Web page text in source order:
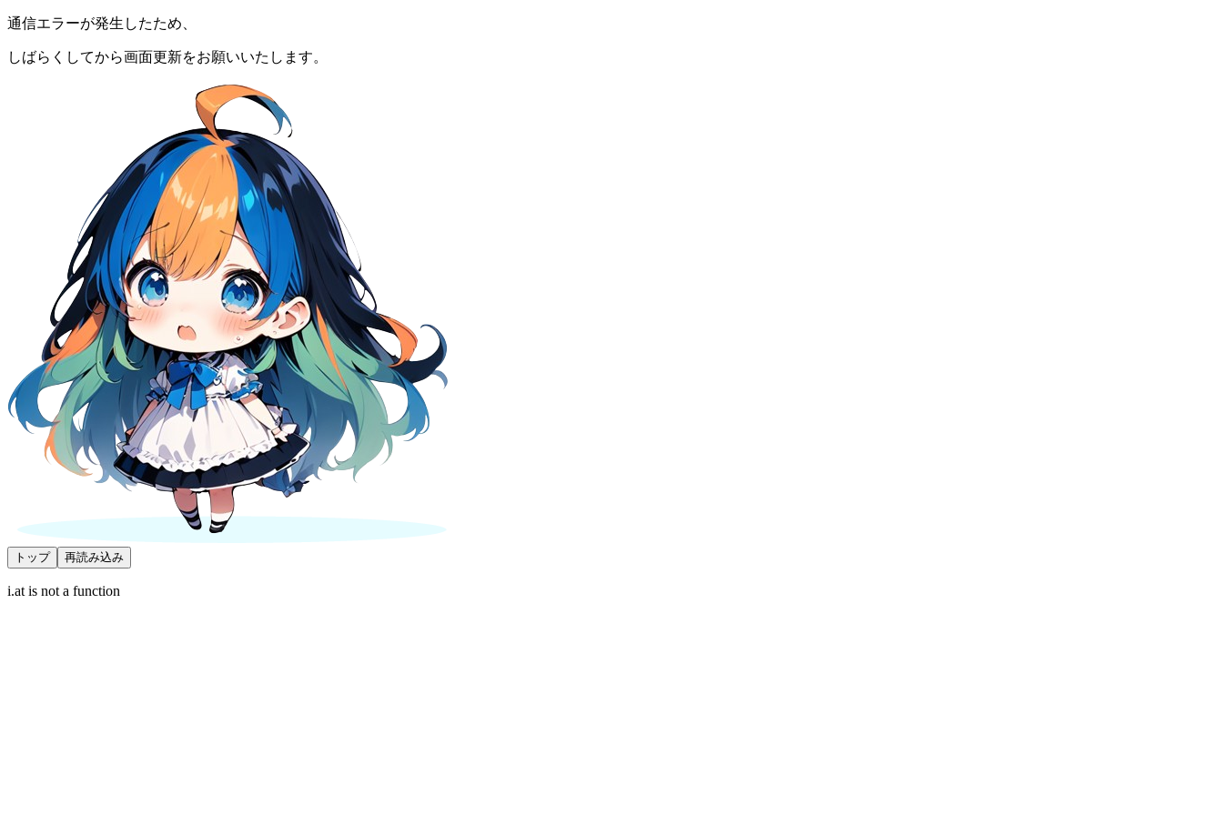
通信エラーが発生したため、
しばらくしてから画面更新をお願いいたします。
トップ 再読み込み
i.at is not a function